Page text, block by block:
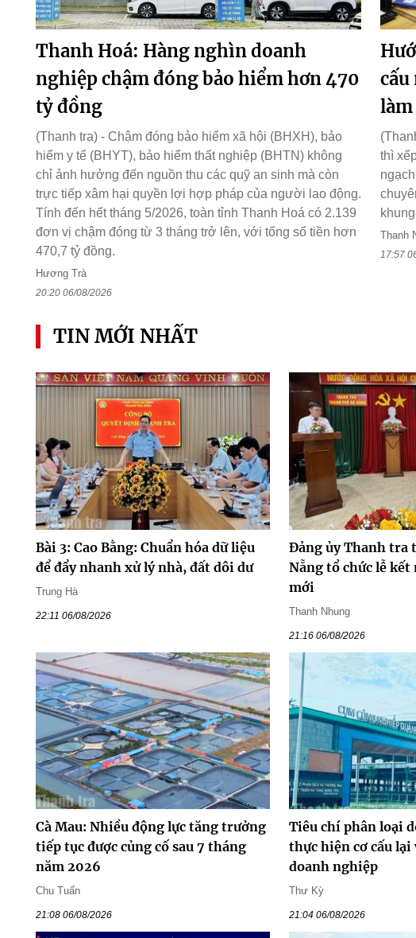
Thanh Hoá: Hàng nghìn doanh
nghiệp chậm đóng bảo hiểm hơn 470
tỷ đồng
(Thanh tra) - Chậm đóng bảo hiểm xã hội (BHXH), bảo
hiểm y tế (BHYT), bảo hiểm thất nghiệp (BHTN) không
chỉ ảnh hưởng đến nguồn thu các quỹ an sinh mà còn
trực tiếp xâm hại quyền lợi hợp pháp của người lao động.
Tính đến hết tháng 5/2026, toàn tỉnh Thanh Hoá có 2.139
đơn vị chậm đóng từ 3 tháng trở lên, với tổng số tiền hơn
470,7 tỷ đồng.
Hương Trà
20:20 06/08/2026
cấu
làm
thì
Thanh
17:57
TIN MỚI NHẤT
Bài 3: Cao Bằng: Chuẩn hóa dữ liệu
để đẩy nhanh xử lý nhà, đất dôi dư
Trung Hà
22:11 06/08/2026
Đảng ủy Thanh tra
Nẵng tổ chức lễ kết
mới
Thanh Nhung
21:16 06/08/2026
Cà Mau: Nhiều động lực tăng trưởng
tiếp tục được củng cố sau 7 tháng
năm 2026
Chu Tuấn
21:08 06/08/2026
Tiêu chí phân loại
thực hiện cơ cấu lại
doanh nghiệp
Thư Kỳ
21:04 06/08/2026